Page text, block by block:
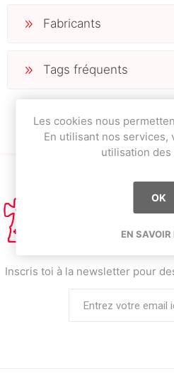
Fabricants
Tags fréquents
Inscris toi à la newsletter pour
Les cookies nous
En utilisant nos services,
utilisation des
OK
EN SAVOIR